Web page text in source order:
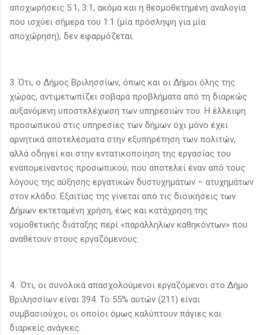
αποχωρήσεις 5:1, 3:1, ακόμα και η θεσμοθετημένη αναλογία
που ισχύει σήμερα του 1:1 (μία πρόσληψη για μία
αποχώρηση), δεν εφαρμόζεται.
3. Ότι, ο Δήμος Βριλησσίων, όπως και οι Δήμοι όλης της
χώρας, αντιμετωπίζει σοβαρά προβλήματα από τη διαρκώς
αυξανόμενη υποστελέχωση των υπηρεσιών του. Η έλλειψη
προσωπικού στις υπηρεσίες των δήμων όχι μόνο έχει
αρνητικά αποτελέσματα στην εξυπηρέτηση των πολιτών,
αλλά οδηγεί και στην εντατικοποίηση της εργασίας του
εναπομείναντος προσωπικού, που αποτελεί έναν από τους
λόγους της αύξησης εργατικών δυστυχημάτων – ατυχημάτων
στον κλάδο. Εξαιτίας της γίνεται από τις διοικήσεις των
Δήμων εκτεταμένη χρήση, έως και κατάχρηση της
νομοθετικής διάταξης περί «παράλληλων καθηκόντων» που
αναθέτουν στους εργαζόμενους.
4. Ότι, οι συνολικά απασχολούμενοι εργαζόμενοι στο Δήμο
Βριλησσίων είναι 394. Το 55% αυτών (211) είναι
συμβασιούχοι, οι οποίοι όμως καλύπτουν πάγιες και
διαρκείς ανάγκες.